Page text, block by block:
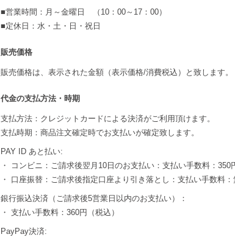
■営業時間：月～金曜日 （10：00～17：00）
■定休日：水・土・日・祝日
販売価格
販売価格は、表示された金額（表示価格/消費税込）と致します。
代金の支払方法・時期
支払方法：クレジットカードによる決済がご利用頂けます。
支払時期：商品注文確定時でお支払いが確定致します。
PAY ID あと払い:
・ コンビニ：ご請求後翌月10日のお支払い：支払い手数料：350
・ 口座振替：ご請求後指定口座より引き落とし：支払い手数料：
銀行振込決済（ご請求後5営業日以内のお支払い）：
・ 支払い手数料：360円（税込）
PayPay決済: